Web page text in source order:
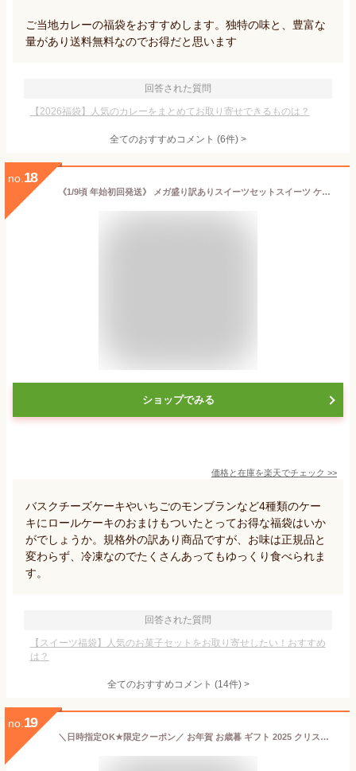
ご当地カレーの福袋をおすすめします。独特の味と、豊富な
量があり送料無料なのでお得だと思います
回答された質問
【2026福袋】人気のカレーをまとめてお取り寄せできるものは？
全てのおすすめコメント (6件) >
no. 18
《1/9頃 年始初回発送》 メガ盛り訳ありスイーツセットスイーツ ケーキ 洋菓子 お菓子 冷凍ケーキ チーズ 福袋 お取り寄せ 2025 訳あり品 アウトレット 食品ロス フードロス 送料無料 お試し 成人の日 誕生日 お祝い パーティ 大人数 ギフト プレゼント 0109001
ショップでみる
価格と在庫を楽天でチェック >>
バスクチーズケーキやいちごのモンブランなど4種類のケー
キにロールケーキのおまけもついたとってお得な福袋はいか
がでしょうか。規格外の訳あり商品ですが、お味は正規品と
変わらず、冷凍なのでたくさんあってもゆっくり食べられま
す。
回答された質問
【スイーツ福袋】人気のお菓子セットをお取り寄せしたい！おすすめ
は？
全てのおすすめコメント (14件) >
no. 19
＼日時指定OK★限定クーポン／ お年賀 お歳暮 ギフト 2025 クリスマス 福袋 食品 詰め合わせ モンブラン 大福 スイートポテト 芋けんぴ バウムクーヘン おしゃれ スイーツ お菓子 和菓子 洋菓子 送料無料 お取り寄せ 手土産 冬ギフト 御歳暮 御年賀 秋 おいもや